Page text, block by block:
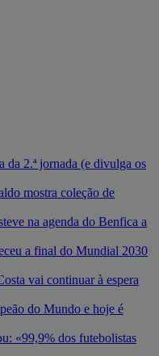
da 2.ª jornada (e divulga os
mostra coleção de
na agenda do Benfica a
a final do Mundial 2030
vai continuar à espera
do Mundo e hoje é
«99,9% dos futebolistas